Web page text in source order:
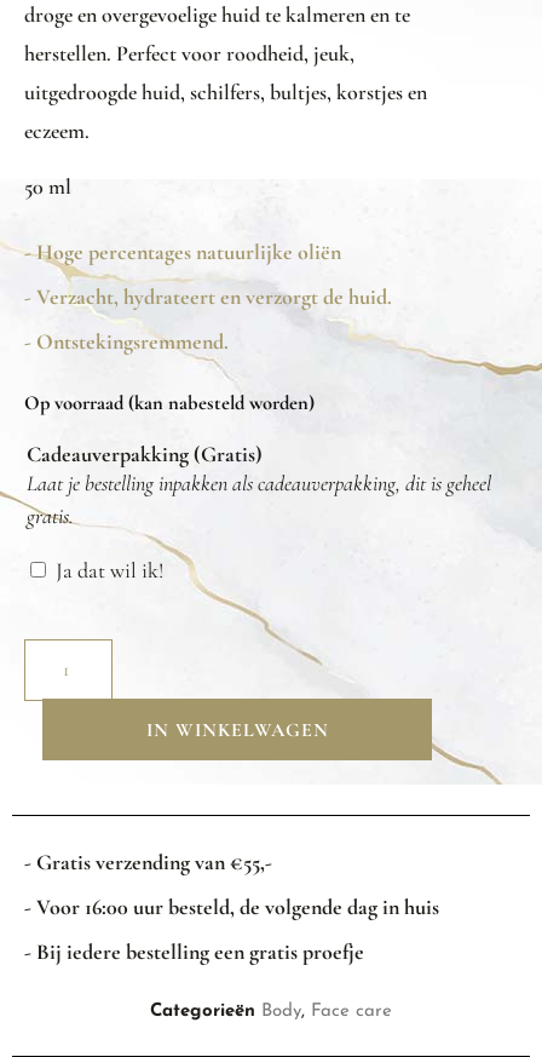
droge en overgevoelige huid te kalmeren en te
herstellen. Perfect voor roodheid, jeuk,
uitgedroogde huid, schilfers, bultjes, korstjes en
eczeem.
50 ml
- Hoge percentages natuurlijke oliën
- Verzacht, hydrateert en verzorgt de huid.
- Ontstekingsremmend.
Op voorraad (kan nabesteld worden)
Cadeauverpakking (Gratis)
Laat je bestelling inpakken als cadeauverpakking, dit is geheel
gratis.
Ja dat wil ik!
IN WINKELWAGEN
- Gratis verzending van €55,-
- Voor 16:00 uur besteld, de volgende dag in huis
- Bij iedere bestelling een gratis proefje
Categorieën Body, Face care